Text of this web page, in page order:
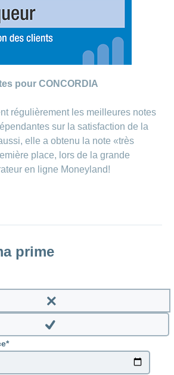
pour CONCORDIA
régulièrement les meilleures notes
sur la satisfaction de la
elle a obtenu la note «très
place, lors de la grande
en ligne Moneyland!
prime
Enable
prenatal
Disable